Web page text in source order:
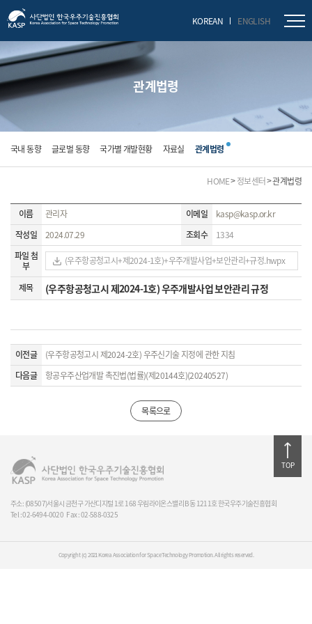
KOREAN ENGLISH
닫기
관계법령
국내 동향 글로벌 동향 국가별 개발현황 자료실 관계법령
HOME 정보센터 관계법령
이름 관리자 이메일
kasp@kasp.or.kr
작성일
2024.07.29 조회수
1334
파일 첨
부
(우주항공청고시+제2024-1호)+우주개발사업+보안관리+규정.hwpx
제목 (우주항공청고시 제2024-1호) 우주개발사업 보안관리 규정
이전글
(우주항공청고시 제2024-2호) 우주신기술 지정에 관한 지침
다음글
항공우주산업개발 촉진법(법률)(제20144호)(20240527)
목록으로
주소: (08507)서울시 금천구 가산디지털 1로 168 우림라이온스밸리 B동 1211호 한국우주기술진흥협회
Tel : 02-6494-0020 Fax : 02-588-0325
TOP
Copyright (c) 2021 Korea Association for Space Technology Promotion. All rights reserved.